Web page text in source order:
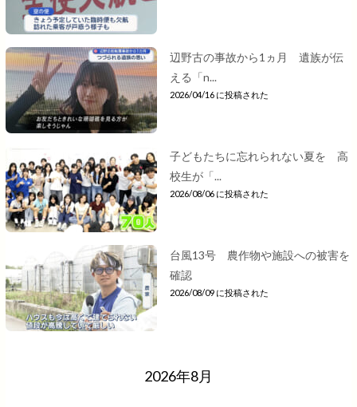
辺野古の事故から1ヵ月 遺族が伝
える「n...
2026/04/16 に投稿された
子どもたちに忘れられない夏を 高
校生が「...
2026/08/06 に投稿された
台風13号 農作物や施設への被害を
確認
2026/08/09 に投稿された
2026年8月